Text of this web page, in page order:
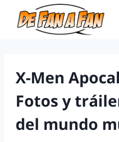
X-Men
Fotos y
del mundo